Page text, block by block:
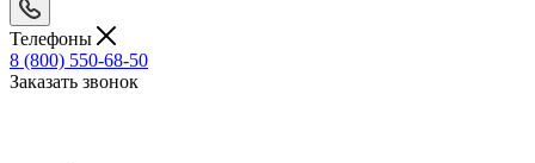
Телефоны
8 (800) 550-68-50
Заказать звонок